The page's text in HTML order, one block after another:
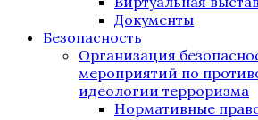
Документы
Безопасность
Организация
мероприятий по
идеологии терроризма
Нормативные